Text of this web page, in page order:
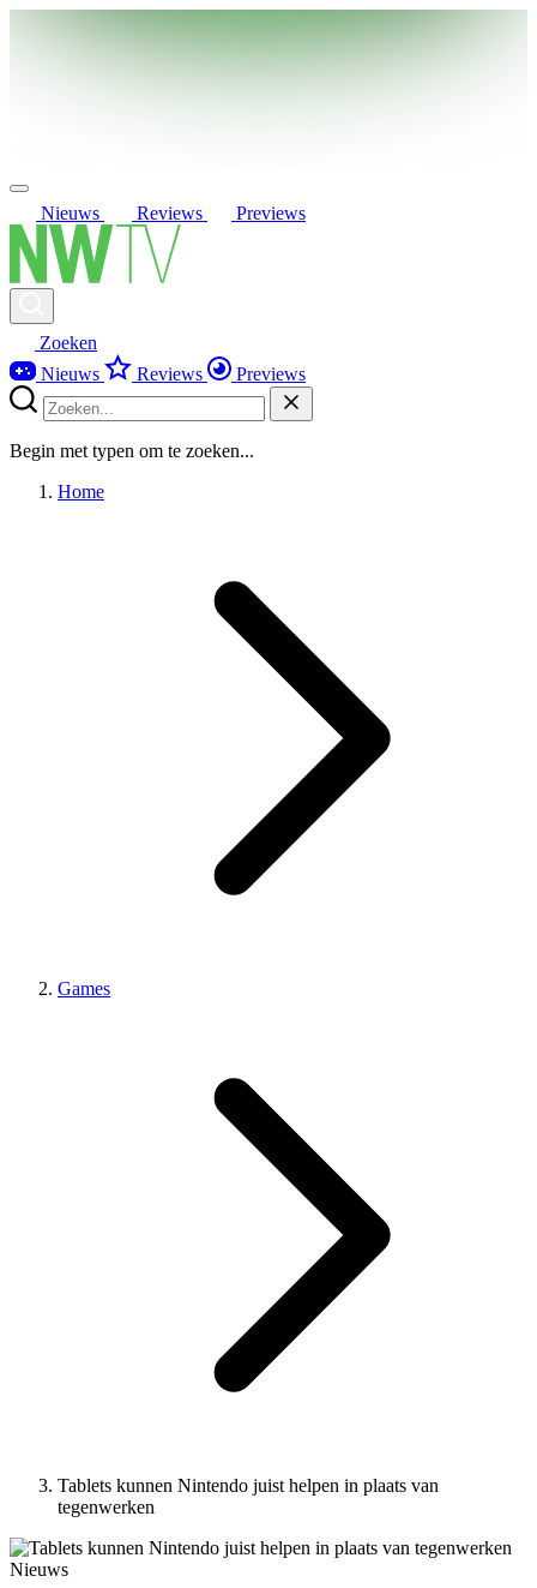
Nieuws Reviews Previews
Zoeken
Nieuws
Reviews Previews
Begin met typen om te zoeken...
Home
Games
Tablets kunnen Nintendo juist helpen in plaats van
tegenwerken
Nieuws